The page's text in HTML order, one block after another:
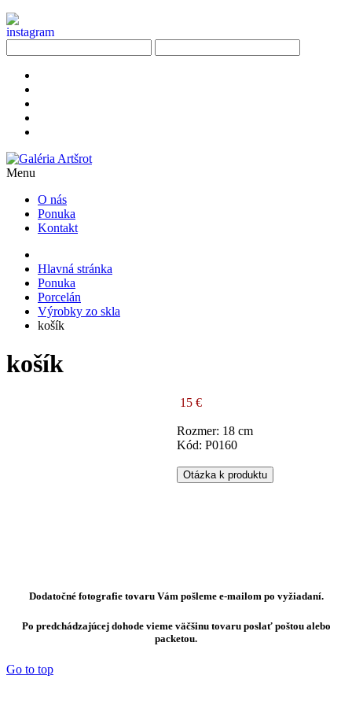
Menu
O nás
Ponuka
Kontakt
Hlavná stránka
Ponuka
Porcelán
Výrobky zo skla
košík
košík
15 €
Rozmer: 18 cm
Kód: P0160
Otázka k produktu
Dodatočné fotografie tovaru Vám pošleme e-mailom po vyžiadaní.
Po predchádzajúcej dohode vieme väčšinu tovaru poslať poštou alebo
packetou.
Go to top